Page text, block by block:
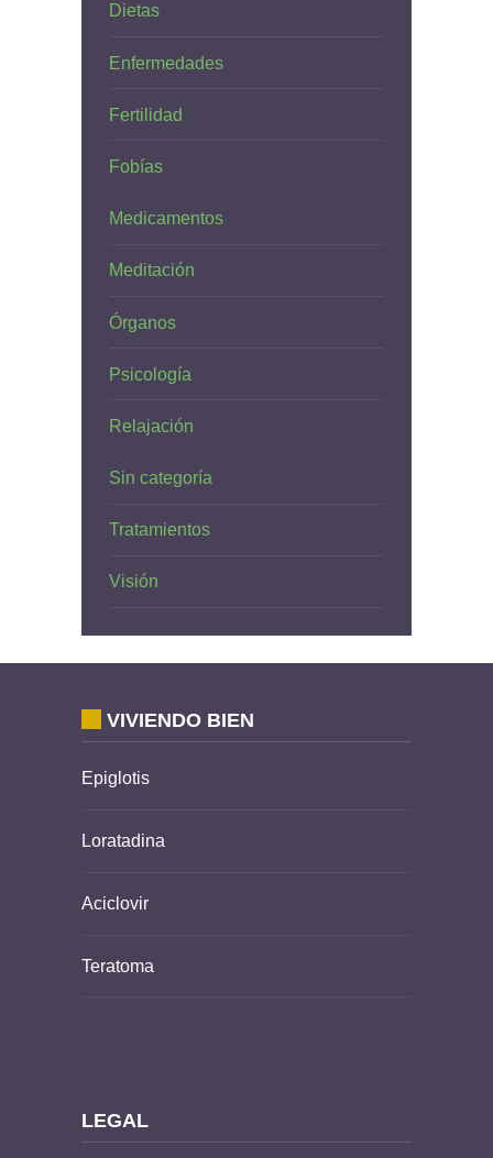
Dietas
Enfermedades
Fertilidad
Fobías
Medicamentos
Meditación
Órganos
Psicología
Relajación
Sin categoría
Tratamientos
Visión
VIVIENDO BIEN
Epiglotis
Loratadina
Aciclovir
Teratoma
LEGAL